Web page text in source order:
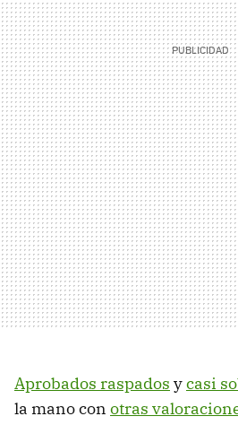
Aprobados raspados ycasi
la mano con otras